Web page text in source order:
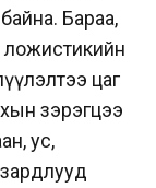
байна. Бараа,
ложистикийн
цаг
зэрэгцээ
ус,